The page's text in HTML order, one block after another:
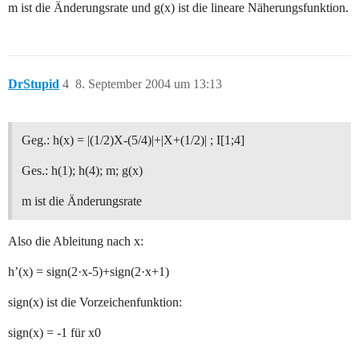
m ist die Änderungsrate und g(x) ist die lineare Näherungsfunktion.
DrStupid 8. September 2004 um 13:13
4
Geg.: h(x) = |(1/2)X-(5/4)|+|X+(1/2)| ; I[1;4]
Ges.: h(1); h(4); m; g(x)
m ist die Änderungsrate
Also die Ableitung nach x:
h’(x) = sign(2·x-5)+sign(2·x+1)
sign(x) ist die Vorzeichenfunktion:
sign(x) = -1 für x0